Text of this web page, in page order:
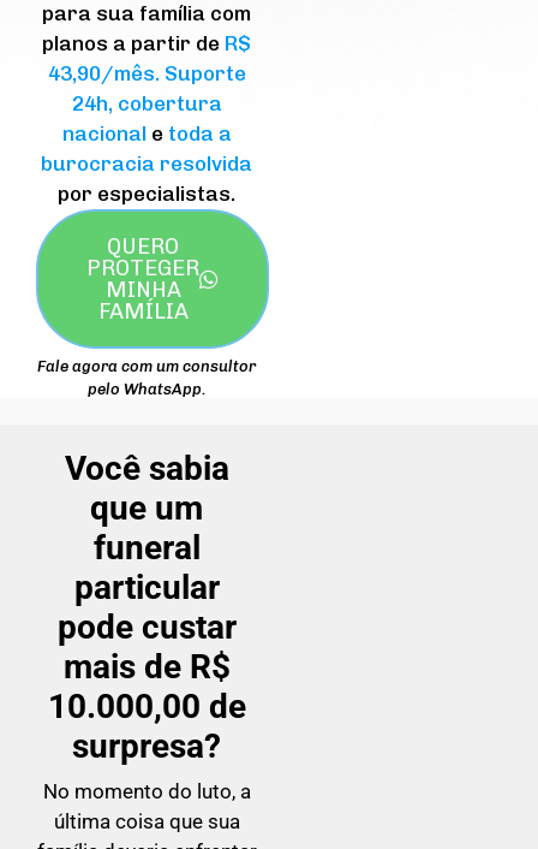
para sua família com
planos a partir de R$
43,90/mês. Suporte
24h, cobertura
nacional e toda a
burocracia resolvida
por especialistas.
QUERO
PROTEGER
MINHA
FAMÍLIA
Fale agora com um consultor
pelo WhatsApp.
Você sabia
que um
funeral
particular
pode custar
mais de R$
10.000,00 de
surpresa?
No momento do luto, a
última coisa que sua